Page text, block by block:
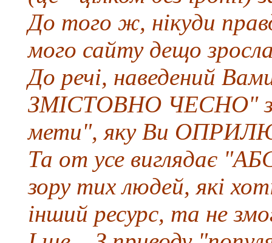
До того ж, нікуди
мого сайту дещо
До речі, наведений
ЗМІСТОВНО ЧЕСНО" з
мети", яку Ви
Та от усе виглядає
зору тих людей, які
інший ресурс, та не